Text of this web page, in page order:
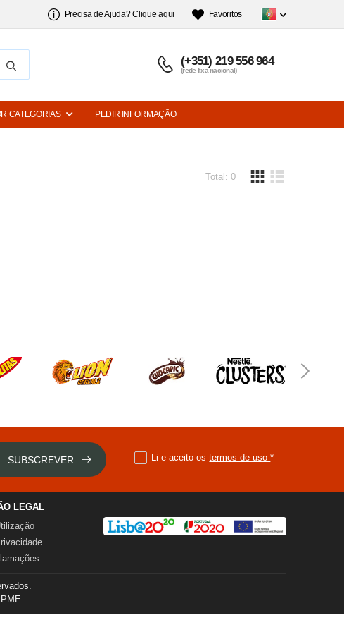
Precisa de Ajuda? Clique aqui Favoritos
(+351) 219 556 964
(rede fixa nacional)
CATEGORIAS PEDIR INFORMAÇÃO
Total: 0
SUBSCREVER Li e aceito ostermos de uso*
LEGAL